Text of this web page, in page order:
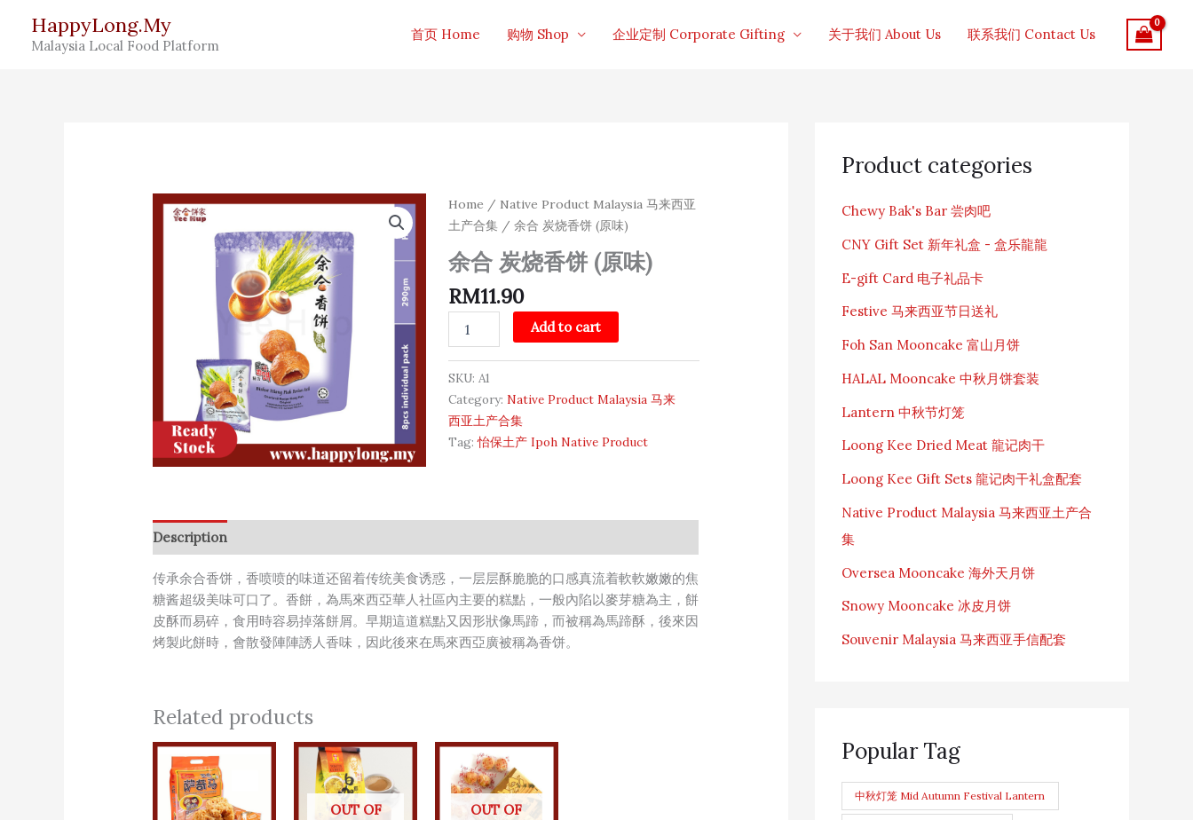
content
HappyLong.My
Malaysia Local Food Platform
首页 Home 购物 Shop 企业定制 Corporate Gifting 关于我们 About Us 联系我们 Contact Us
Home / Native Product Malaysia 马来西亚
土产合集/ 余合 炭烧香饼 (原味)
余合 炭烧香饼 (原味)
RM11.90
余
合
烧
香
饼
(原
quantity
Add to cart
SKU: A1
Category: Native Product Malaysia 马来
西亚土产合集
Tag:怡保土产 Ipoh Native Product
Description
传承余合香饼，香喷喷的味道还留着传统美食诱惑，一层层酥脆脆的口感真流着軟軟嫩嫩的焦
糖酱超级美味可口了。香餅，為馬來西亞華人社區內主要的糕點，一般內陷以麥芽糖為主，餅
皮酥而易碎，食用時容易掉落餅屑。早期這道糕點又因形狀像馬蹄，而被稱為馬蹄酥，後來因
烤製此餅時，會散發陣陣誘人香味，因此後來在馬來西亞廣被稱為香饼。
Related products
OUT OF
OUT OF
Product categories
Chewy Bak's Bar 尝肉吧
CNY Gift Set 新年礼盒 - 盒乐龍龍
E-gift Card 电子礼品卡
Festive 马来西亚节日送礼
Foh San Mooncake 富山月饼
HALAL Mooncake 中秋月饼套装
Lantern 中秋节灯笼
Loong Kee Dried Meat 龍记肉干
Loong Kee Gift Sets 龍记肉干礼盒配套
Native Product Malaysia 马来西亚土产合
集
Oversea Mooncake 海外天月饼
Snowy Mooncake 冰皮月饼
Souvenir Malaysia 马来西亚手信配套
Popular Tag
中秋灯笼 Mid Autumn Festival Lantern
a
h
f
o
r